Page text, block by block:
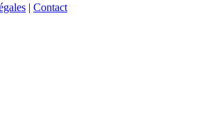
| Contact